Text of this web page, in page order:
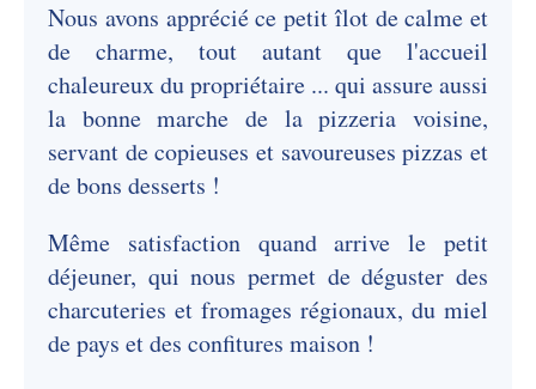
Nous avons apprécié ce petit îlot de calme et
de charme, tout autant que l'accueil
chaleureux du propriétaire ... qui assure aussi
la bonne marche de la pizzeria voisine,
servant de copieuses et savoureuses pizzas et
de bons desserts !
Même satisfaction quand arrive le petit
déjeuner, qui nous permet de déguster des
charcuteries et fromages régionaux, du miel
de pays et des confitures maison !